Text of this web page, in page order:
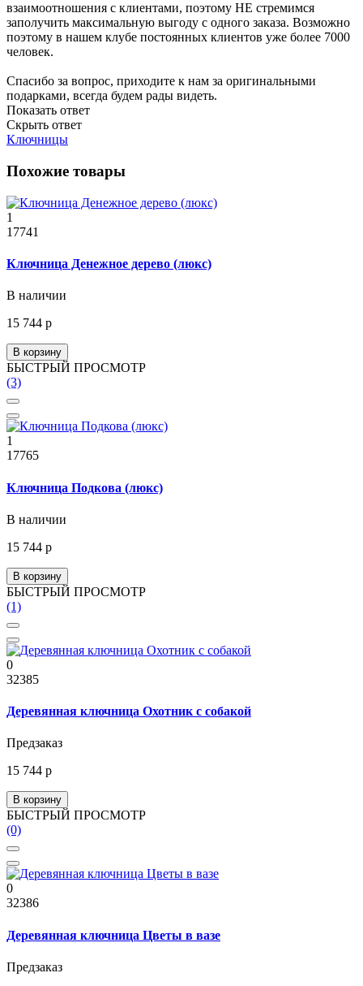
взаимоотношения с клиентами, поэтому НЕ стремимся
заполучить максимальную выгоду с одного заказа. Возможно
поэтому в нашем клубе постоянных клиентов уже более 7000
человек.
Спасибо за вопрос, приходите к нам за оригинальными
подарками, всегда будем рады видеть.
Показать ответ
Скрыть ответ
Ключницы
Похожие товары
1
17741
Ключница Денежное дерево (люкс)
В наличии
15 744 р
В корзину
БЫСТРЫЙ ПРОСМОТР
(3)
1
17765
Ключница Подкова (люкс)
В наличии
15 744 р
В корзину
БЫСТРЫЙ ПРОСМОТР
(1)
0
32385
Деревянная ключница Охотник с собакой
Предзаказ
15 744 р
В корзину
БЫСТРЫЙ ПРОСМОТР
(0)
0
32386
Деревянная ключница Цветы в вазе
Предзаказ